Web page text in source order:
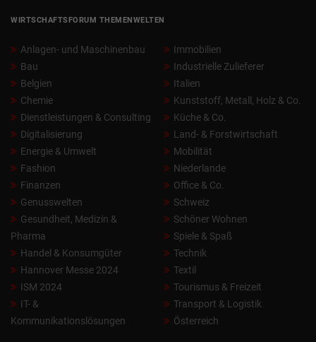
WIRTSCHAFTSFORUM THEMENWELTEN
Anlagen- und Maschinenbau
Bau
Belgien
Chemie
Dienstleistungen & Consulting
Digitalisierung
Energie & Umwelt
Fashion
Finanzen
Genusswelten
Gesundheit, Medizin &
Pharma
Handel & Konsumgüter
Hannover Messe 2024
ISM 2024
IT- &
Kommunikationslösungen
Immobilien
Industrielle Zulieferer
Italien
Kunststoff, Metall, Holz & Co.
Küche & Co.
Land- & Forstwirtschaft
Mobilität
Niederlande
Office & Co.
Schweiz
Schöner Wohnen
Spiele & Spaß
Technik
Textil
Tourismus & Freizeit
Transport & Logistik
Österreich